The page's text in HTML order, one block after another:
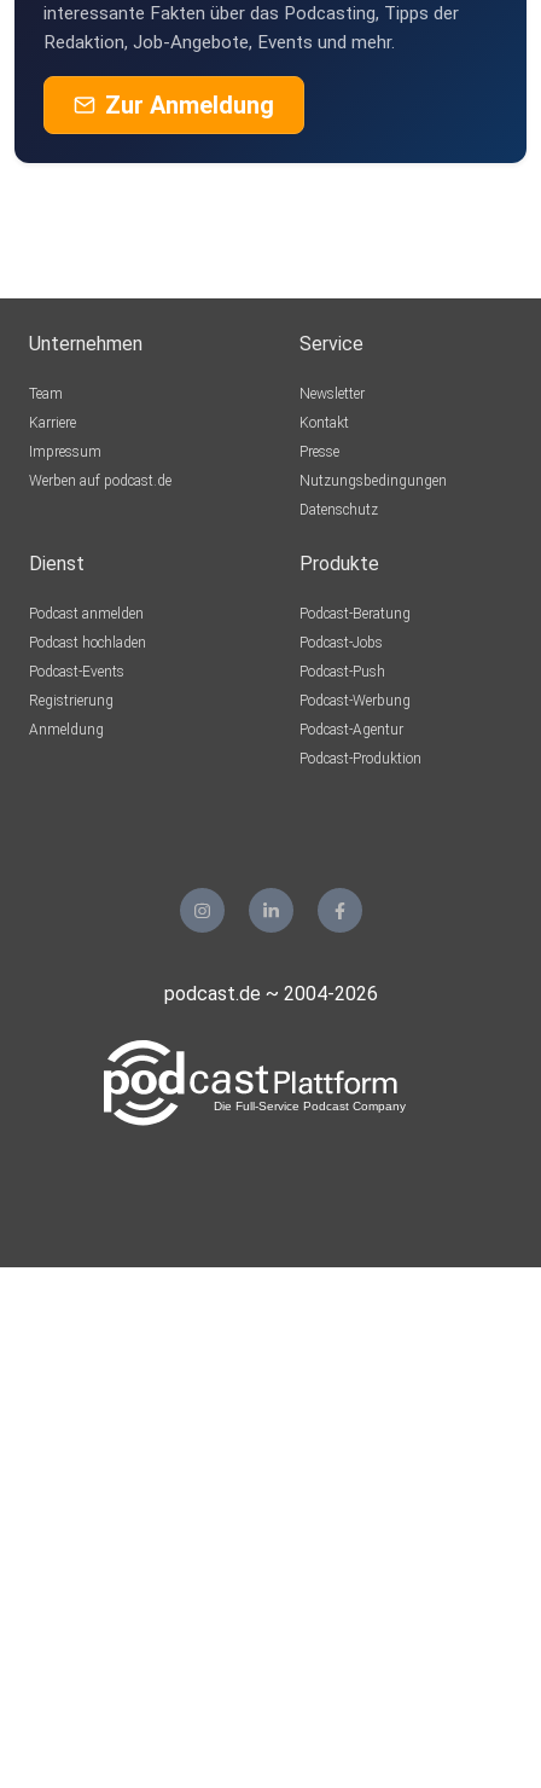
interessante Fakten über das Podcasting, Tipps der
Redaktion, Job-Angebote, Events und mehr.
Zur Anmeldung
Unternehmen
Team
Karriere
Impressum
Werben auf podcast.de
Service
Newsletter
Kontakt
Presse
Nutzungsbedingungen
Datenschutz
Dienst
Podcast anmelden
Podcast hochladen
Podcast-Events
Registrierung
Anmeldung
Produkte
Podcast-Beratung
Podcast-Jobs
Podcast-Push
Podcast-Werbung
Podcast-Agentur
Podcast-Produktion
podcast.de ~ 2004-2026